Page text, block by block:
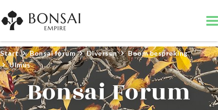
Start Bonsai forum Diversen
Boom bespreking
Ulmus
Bonsai Forum